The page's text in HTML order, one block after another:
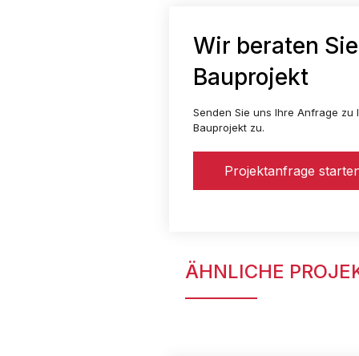
Wir beraten
Bauprojekt
Senden Sie uns Ihre Anfrage
Bauprojekt zu.
Projektanfrage
ÄHNLICHE